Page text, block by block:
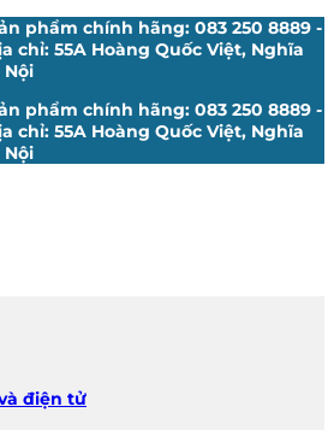
phẩm chính hãng: 083 250 8889 -
chỉ: 55A Hoàng Quốc Việt, Nghĩa
Nội
phẩm chính hãng: 083 250 8889 -
chỉ: 55A Hoàng Quốc Việt, Nghĩa
Nội
điện tử